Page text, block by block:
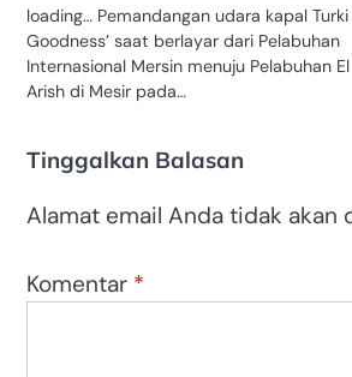
loading… Pemandangan udara kapal Turki
Goodness’ saat berlayar dari Pelabuhan
Internasional Mersin menuju Pelabuhan El
Arish di Mesir pada…
Tinggalkan Balasan
Alamat email Anda tidak akan
Komentar *